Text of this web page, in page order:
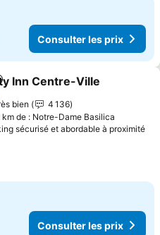
Consulter les prix
à mes favoris
Inn Centre-Ville
bien
4 136
km de : Notre-Dame Basilica
sécurisé et abordable à proximité
Consulter les prix